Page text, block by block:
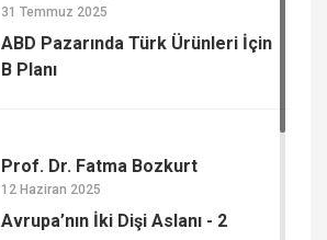
31 Temmuz 2025
ABD Pazarında Türk Ürünleri İçin
B Planı
Prof. Dr. Fatma Bozkurt
12 Haziran 2025
Avrupa’nın İki Dişi Aslanı - 2